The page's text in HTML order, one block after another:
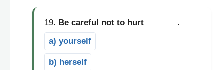
19. Be careful not to hurt
.
a) yourself
b) herself